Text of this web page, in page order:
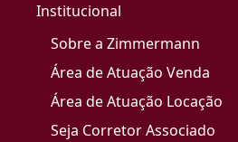
Institucional
Sobre a Zimmermann
Área de Atuação Venda
Área de Atuação Locação
Seja Corretor Associado